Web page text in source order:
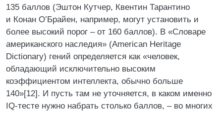
135 баллов (Эштон Кутчер, Квентин Тарантино
и Конан О’Брайен, например, могут установить и
более высокий порог – от 160 баллов). В «Словаре
американского наследия» (American Heritage
Dictionary) гений определяется как «человек,
обладающий исключительно высоким
коэффициентом интеллекта, обычно больше
140»[12]. И пусть там не уточняется, в каком именно
IQ-тесте нужно набрать столько баллов, – во многих